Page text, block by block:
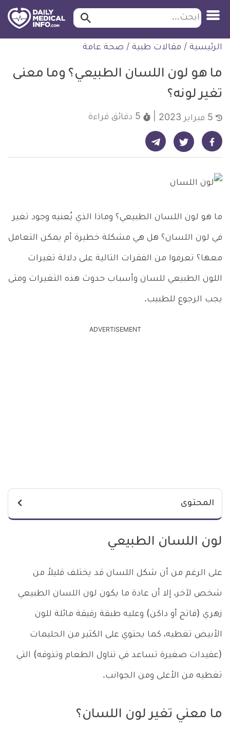
التخطي
للمحتوى
ابحث ابحث…
الرئيسية / مقالات طبية / صحة عامة
ما هو لون اللسان الطبيعي؟ وما معنى
تغير لونه؟
5 دقائق قراءة
شارك على فيسبوك - ديلي ميديكال انفو شارك على تويتر - ديلي ميديكال انفو شارك على تيليجرام - ديلي ميديكال انفو
ما هو لون اللسان الطبيعي؟ وماذا الذي يُعنيه وجود تغير
في لون اللسان؟ هل هي مشكلة خطيرة أم يمكن التعامل
معها؟ تعرفوا من الفقرات التالية على دلالة تغيرات
اللون الطبيعي للسان وأسباب حدوث هذه التغيرات ومتى
يجب الرجوع للطبيب.
ADVERTISEMENT
المحتوى
لون اللسان الطبيعي
على الرغم من أن شكل اللسان قد يختلف قليلاً من
شخص لآخر، إلا أن عادة ما يكون لون اللسان الطبيعي
زهري (فاتح أو داكن) وعليه طبقة رقيقة مائلة للون
الأبيض تغطيه، كما يحتوي على الكثير من الحليمات
(عقيدات صغيرة تساعد في تناول الطعام وتذوقه) التي
تغطيه من الأعلى ومن الجوانب.
ما معني تغير لون اللسان؟